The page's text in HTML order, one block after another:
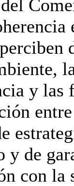
y las
y de
con la